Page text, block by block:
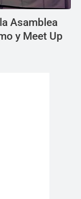
Asamblea
y Meet Up